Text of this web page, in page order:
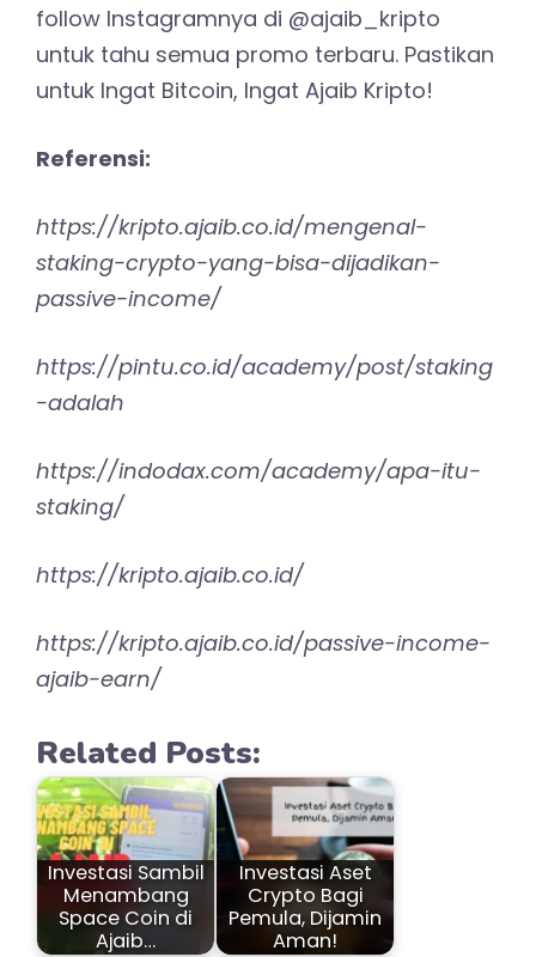
follow Instagramnya di @ajaib_kripto
untuk tahu semua promo terbaru. Pastikan
untuk Ingat Bitcoin, Ingat Ajaib Kripto!
Referensi:
https://kripto.ajaib.co.id/mengenal-
staking-crypto-yang-bisa-dijadikan-
passive-income/
https://pintu.co.id/academy/post/staking
-adalah
https://indodax.com/academy/apa-itu-
staking/
https://kripto.ajaib.co.id/
https://kripto.ajaib.co.id/passive-income-
ajaib-earn/
Related Posts:
Investasi Sambil
Menambang
Space Coin di
Ajaib…
Investasi Aset
Crypto Bagi
Pemula, Dijamin
Aman!